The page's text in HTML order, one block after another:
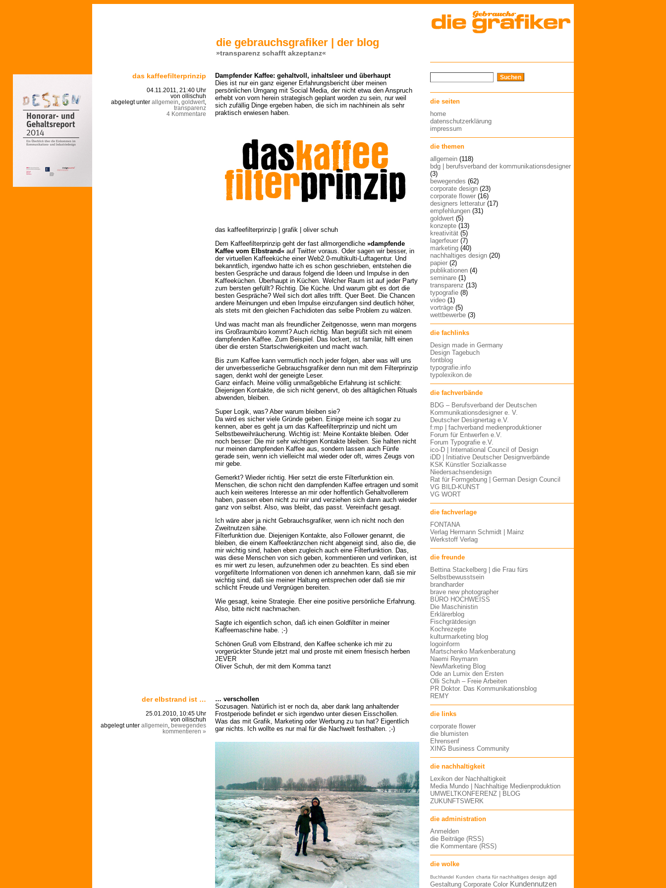
die gebrauchsgrafiker | der blog
»transparenz schafft akzeptanz«
das kaffeefilterprinzip
04.11.2011, 21:40 Uhr
von ollischuh
abgelegt unter allgemein goldwert
transparenz
4 Kommentare
Dampfender Kaffee: gehaltvoll, inhaltsleer und überhaupt
Dies ist nur ein ganz eigener Erfahrungsbericht über meinen
persönlichen Umgang mit Social Media, der nicht etwa den Anspruch
erhebt von vorn herein strategisch geplant worden zu sein, nur weil
sich zufällig Dinge ergeben haben, die sich im nachhinein als sehr
praktisch erwiesen haben.
das kaffeefilterprinzip | grafik | oliver schuh
Dem Kaffeefilterprinzip geht der fast allmorgendliche »dampfende
Kaffee vom Elbstrand« auf Twitter voraus. Oder sagen wir besser, in
der virtuellen Kaffeeküche einer Web2.0-multikulti-Luftagentur. Und
bekanntlich, irgendwo hatte ich es schon geschrieben, entstehen die
besten Gespräche und daraus folgend die Ideen und Impulse in den
Kaffeeküchen. Überhaupt in Küchen. Welcher Raum ist auf jeder Party
zum bersten gefüllt? Richtig. Die Küche. Und warum gibt es dort die
besten Gespräche? Weil sich dort alles trifft. Quer Beet. Die Chancen
andere Meinungen und eben Impulse einzufangen sind deutlich höher,
als stets mit den gleichen Fachidioten das selbe Problem zu wälzen.
Und was macht man als freundlicher Zeitgenosse, wenn man morgens
ins Großraumbüro kommt? Auch richtig. Man begrüßt sich mit einem
dampfenden Kaffee. Zum Beispiel. Das lockert, ist familär, hilft einen
über die ersten Startschwierigkeiten und macht wach.
Bis zum Kaffee kann vermutlich noch jeder folgen, aber was will uns
der unverbesserliche Gebrauchsgrafiker denn nun mit dem Filterprinzip
sagen, denkt wohl der geneigte Leser.
Ganz einfach. Meine völlig unmaßgebliche Erfahrung ist schlicht:
Diejenigen Kontakte, die sich nicht genervt, ob des alltäglichen Rituals
abwenden, bleiben.
Super Logik, was? Aber warum bleiben sie?
Da wird es sicher viele Gründe geben. Einige meine ich sogar zu
kennen, aber es geht ja um das Kaffeefilterprinzip und nicht um
Selbstbeweihräucherung. Wichtig ist: Meine Kontakte bleiben. Oder
noch besser: Die mir sehr wichtigen Kontakte bleiben. Sie halten nicht
nur meinen dampfenden Kaffee aus, sondern lassen auch Fünfe
gerade sein, wenn ich vielleicht mal wieder oder oft, wirres Zeugs von
mir gebe.
Gemerkt? Wieder richtig. Hier setzt die erste Filterfunktion ein.
Menschen, die schon nicht den dampfenden Kaffee ertragen und somit
auch kein weiteres Interesse an mir oder hoffentlich Gehaltvollerem
haben, passen eben nicht zu mir und verziehen sich dann auch wieder
ganz von selbst. Also, was bleibt, das passt. Vereinfacht gesagt.
Ich wäre aber ja nicht Gebrauchsgrafiker, wenn ich nicht noch den
Zweitnutzen sähe.
Filterfunktion due. Diejenigen Kontakte, also Follower genannt, die
bleiben, die einem Kaffeekränzchen nicht abgeneigt sind, also die, die
mir wichtig sind, haben eben zugleich auch eine Filterfunktion. Das,
was diese Menschen von sich geben, kommentieren und verlinken, ist
es mir wert zu lesen, aufzunehmen oder zu beachten. Es sind eben
vorgefilterte Informationen von denen ich annehmen kann, daß sie mir
wichtig sind, daß sie meiner Haltung entsprechen oder daß sie mir
schlicht Freude und Vergnügen bereiten.
Wie gesagt, keine Strategie. Eher eine positive persönliche Erfahrung.
Also, bitte nicht nachmachen.
Sagte ich eigentlich schon, daß ich einen Goldfilter in meiner
Kaffeemaschine habe. ;-)
Schönen Gruß vom Elbstrand, den Kaffee schenke ich mir zu
vorgerückter Stunde jetzt mal und proste mit einem friesisch herben
JEVER
Oliver Schuh, der mit dem Komma tanzt
der elbstrand ist …
25.01.2010, 10:45 Uhr
von ollischuh
abgelegt unter allgemein
bewegendes
kommentieren »
… verschollen
Sozusagen. Natürlich ist er noch da, aber dank lang anhaltender
Frostperiode befindet er sich irgendwo unter diesen Eisschollen.
Was das mit Grafik, Marketing oder Werbung zu tun hat? Eigentlich
gar nichts. Ich wollte es nur mal für die Nachwelt festhalten. ;-)
die seiten
home
datenschutzerklärung
impressum
die themen
allgemein (118)
bdg | berufsverband der kommunikationsdesigner
(3)
bewegendes (62)
corporate design (23)
corporate flower (16)
designers letteratur (17)
empfehlungen (31)
goldwert (5)
konzepte (13)
kreativität (5)
lagerfeuer (7)
marketing (40)
nachhaltiges design (20)
papier (2)
publikationen (4)
seminare (1)
transparenz (13)
typografie (8)
video (1)
vorträge (5)
wettbewerbe (3)
die fachlinks
Design made in Germany
Design Tagebuch
fontblog
typografie.info
typolexikon.de
die fachverbände
BDG – Berufsverband der Deutschen
Kommunikationsdesigner e. V.
Deutscher Designertag e.V.
f:mp | fachverband medienproduktioner
Forum für Entwerfen e.V.
Forum Typografie e.V.
ico-D | International Council of Design
iDD | Initiative Deutscher Designverbände
KSK Künstler Sozialkasse
Niedersachsendesign
Rat für Formgebung | German Design Council
VG BILD-KUNST
VG WORT
die fachverlage
FONTANA
Verlag Hermann Schmidt | Mainz
Werkstoff Verlag
die freunde
Bettina Stackelberg | die Frau fürs
Selbstbewusstsein
brandharder
brave new photographer
BÜRO HOCHWEISS
Die Maschinistin
Erklärerblog
Fischgrätdesign
Kochrezepte
kulturmarketing blog
logoinform
Martschenko Markenberatung
Naemi Reymann
NewMarketing Blog
Ode an Lumix den Ersten
Olli Schuh – Freie Arbeiten
PR Doktor. Das Kommunikationsblog
REMY
die links
corporate flower
die blumisten
Ehrensenf
XING Business Community
die nachhaltigkeit
Lexikon der Nachhaltigkeit
Media Mundo | Nachhaltige Medienproduktion
UMWELTKONFERENZ | BLOG
ZUKUNFTSWERK
die administration
Anmelden
die Beiträge (RSS)
die Kommentare (RSS)
die wolke
Buchhandel Kunden charta für nachhaltiges design agd
Gestaltung Corporate Color Kundennutzen